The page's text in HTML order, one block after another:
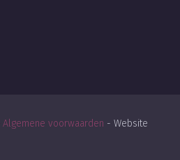
Algemene voorwaarden - Website